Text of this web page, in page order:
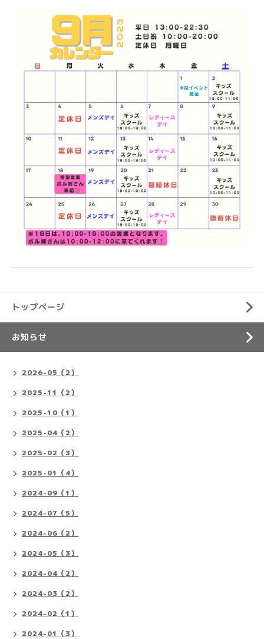
トップページ
お知らせ
2026-05（2）
2025-11（2）
2025-10（1）
2025-04（2）
2025-02（3）
2025-01（4）
2024-09（1）
2024-07（5）
2024-06（2）
2024-05（3）
2024-04（2）
2024-03（2）
2024-02（1）
2024-01（3）